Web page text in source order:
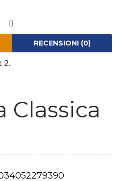
RECENSIONI (0)
2.
Classica